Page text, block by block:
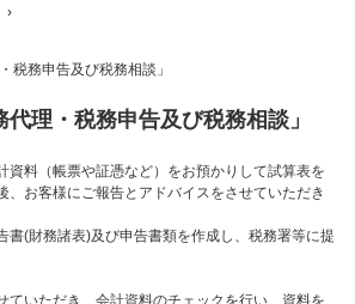
›
税務申告及び税務相談」
代理・税務申告及び税務相談」
資料（帳票や証憑など）をお預かりして試算表を
、お客様にご報告とアドバイスをさせていただき
書(財務諸表)及び申告書類を作成し、税務署等に提
ていただき、会計資料のチェックを行い、資料を